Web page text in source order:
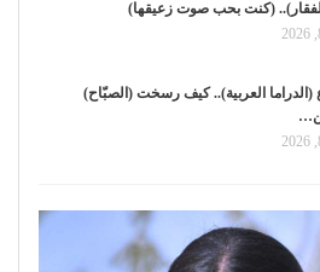
(كنت بحب صوت زعيقها)
العربية).. كيف رسخت (الصبّاح)